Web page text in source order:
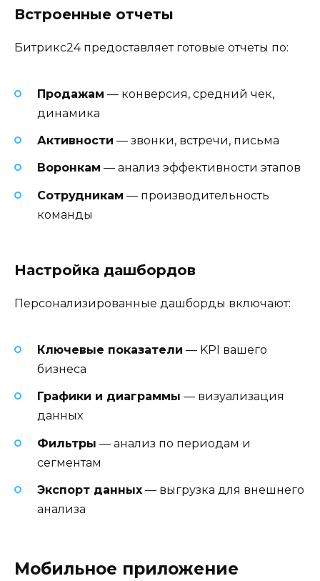
Встроенные отчеты
Битрикс24 предоставляет готовые отчеты по:
Продажам — конверсия, средний чек,
динамика
Активности — звонки, встречи, письма
Воронкам — анализ эффективности этапов
Сотрудникам — производительность
команды
Настройка дашбордов
Персонализированные дашборды включают:
Ключевые показатели — KPI вашего
бизнеса
Графики и диаграммы — визуализация
данных
Фильтры — анализ по периодам и
сегментам
Экспорт данных — выгрузка для внешнего
анализа
Мобильное приложение